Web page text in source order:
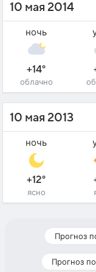
10 мая 2014
ночь
+14°
облачно
10 мая 2013
ночь
+12°
ясно
Прогноз
Прогноз